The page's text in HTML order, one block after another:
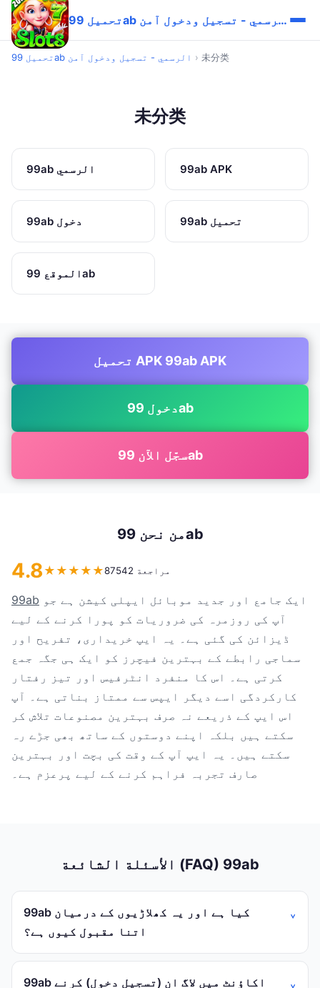
تحميل 99ab الرسمي - تسجيل ودخول آمن
تحميل 99ab الرسمي - تسجيل ودخول آمن › 未分类
未分类
99ab الرسمي 99ab APK
99ab دخول 99ab تحميل
الموقع 99ab
تحميل APK 99ab APK
دخول 99ab
سجّل الآن 99ab
من نحن 99ab
4.8★ ★ ★ ★ ★ 87542 مراجعة
99ab
آپ کی روزمرہ کی ضروریات کو پورا کرنے کے لیے
ڈیزائن کی گئی ہے۔ یہ ایپ خریداری، تفریح اور
سماجی رابطے کے بہترین فیچرز کو ایک ہی جگہ جمع
کرتی ہے۔ اس کا منفرد انٹرفیس اور تیز رفتار
کارکردگی اسے دیگر ایپس سے ممتاز بناتی ہے۔ آپ
اس ایپ کے ذریعے نہ صرف بہترین مصنوعات تلاش کر
سکتے ہیں بلکہ اپنے دوستوں کے ساتھ بھی جڑے رہ
سکتے ہیں۔ یہ ایپ آپ کے وقت کی بچت اور بہترین
صارف تجربہ فراہم کرنے کے لیے پرعزم ہے۔
الأسئلة الشائعة (FAQ) 99ab
99ab کیا ہے اور یہ کھلاڑیوں کے درمیان
اتنا مقبول کیوں ہے؟
99ab اکاؤنٹ میں لاگ ان (تسجيل دخول) کرنے